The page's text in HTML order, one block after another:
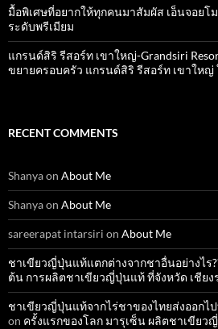
มื้อพิเศษที่อยากให้ทุกคนมาสัมผัส เอ็นจอยโ
ระดับพรีเมียม
แกรนด์สิริ​ รีสอร์ท​ เขาใหญ่​-Grandsiri​
ขยายครอบครัว แกรนด์สิริ รีสอร์ท เขาให
RECENT COMMENTS
Shanyaon About Me
Shanyaon About Me
sareerapat intarsiri on About Me
ชาเขียวญี่ปุ่นแท้แตกต่างจากชาอื่นอย่างไร
ต้น การผลิตชาเขียวญี่ปุ่นแท้ ที่จังหวัด เชียง
ชาเขียวญี่ปุ่นแท้จากไร่ชาของไทยส่งออกไ
on ครั้งแรกของโลก มารุเซ็น ผลิตชาเขียว